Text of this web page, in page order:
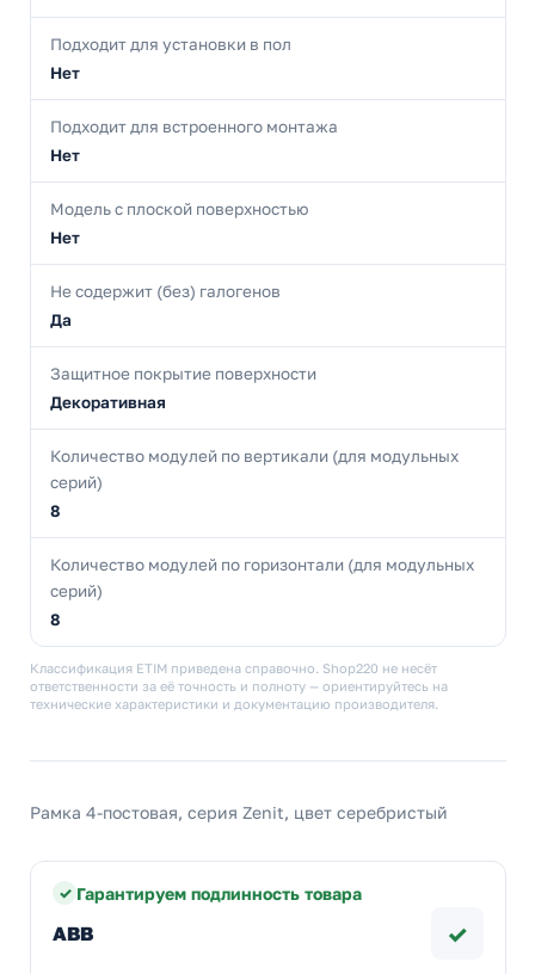
Подходит для установки в пол
Нет
Подходит для встроенного монтажа
Нет
Модель с плоской поверхностью
Нет
Не содержит (без) галогенов
Да
Защитное покрытие поверхности
Декоративная
Количество модулей по вертикали (для модульных
серий)
8
Количество модулей по горизонтали (для модульных
серий)
8
Классификация ETIM приведена справочно. Shop220 не несёт
ответственности за её точность и полноту — ориентируйтесь на
технические характеристики и документацию производителя.
Рамка 4-постовая, серия Zenit, цвет серебристый
Гарантируем подлинность товара
ABB ✓